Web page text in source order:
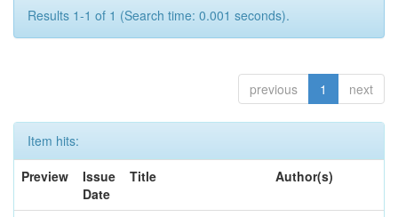
Results 1-1 of 1 (Search time: 0.001 seconds).
previous 1 next
Item hits:
Preview
Issue
Date
Title Author(s)